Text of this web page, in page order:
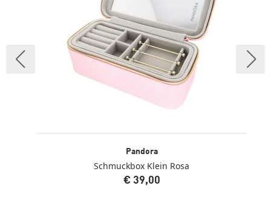
Pandora
Schmuckbox Klein Rosa
€ 39,00